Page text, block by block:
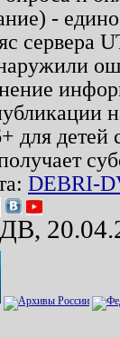
-
сервера
для детей
DEBRI-